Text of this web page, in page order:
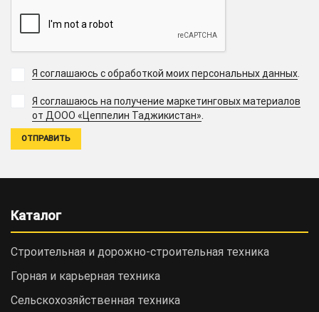
Я соглашаюсь с обработкой моих персональных данных
Я соглашаюсь на получение маркетинговых материалов
от ДООО «Цеппелин Таджикистан».
Каталог
Строительная и дорожно-cтроительная техника
Горная и карьерная техника
Сельскохозяйственная техника